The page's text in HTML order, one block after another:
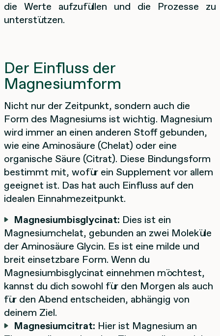
die Werte aufzufüllen und die Prozesse zu
unterstützen.
Der Einfluss der
Magnesiumform
Nicht nur der Zeitpunkt, sondern auch die
Form des Magnesiums ist wichtig. Magnesium
wird immer an einen anderen Stoff gebunden,
wie eine Aminosäure (Chelat) oder eine
organische Säure (Citrat). Diese Bindungsform
bestimmt mit, wofür ein Supplement vor allem
geeignet ist. Das hat auch Einfluss auf den
idealen Einnahmezeitpunkt.
Magnesiumbisglycinat: Dies ist ein
Magnesiumchelat, gebunden an zwei Moleküle
der Aminosäure Glycin. Es ist eine milde und
breit einsetzbare Form. Wenn du
Magnesiumbisglycinat einnehmen möchtest,
kannst du dich sowohl für den Morgen als auch
für den Abend entscheiden, abhängig von
deinem Ziel.
Magnesiumcitrat: Hier ist Magnesium an